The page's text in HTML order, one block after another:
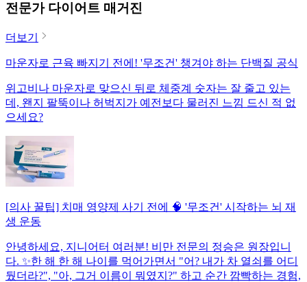
전문가 다이어트 매거진
더보기
마운자로 근육 빠지기 전에! '무조건' 챙겨야 하는 단백질 공식
위고비나 마운자로 맞으신 뒤로 체중계 숫자는 잘 줄고 있는
데, 왠지 팔뚝이나 허벅지가 예전보다 물러진 느낌 드신 적 없
으세요?
[의사 꿀팁] 치매 영양제 사기 전에 🧠 '무조건' 시작하는 뇌 재
생 운동
안녕하세요, 지니어터 여러분! 비만 전문의 정승은 원장입니
다. ✨한 해 한 해 나이를 먹어가면서 "어? 내가 차 열쇠를 어디
뒀더라?", "아, 그거 이름이 뭐였지?" 하고 순간 깜빡하는 경험,